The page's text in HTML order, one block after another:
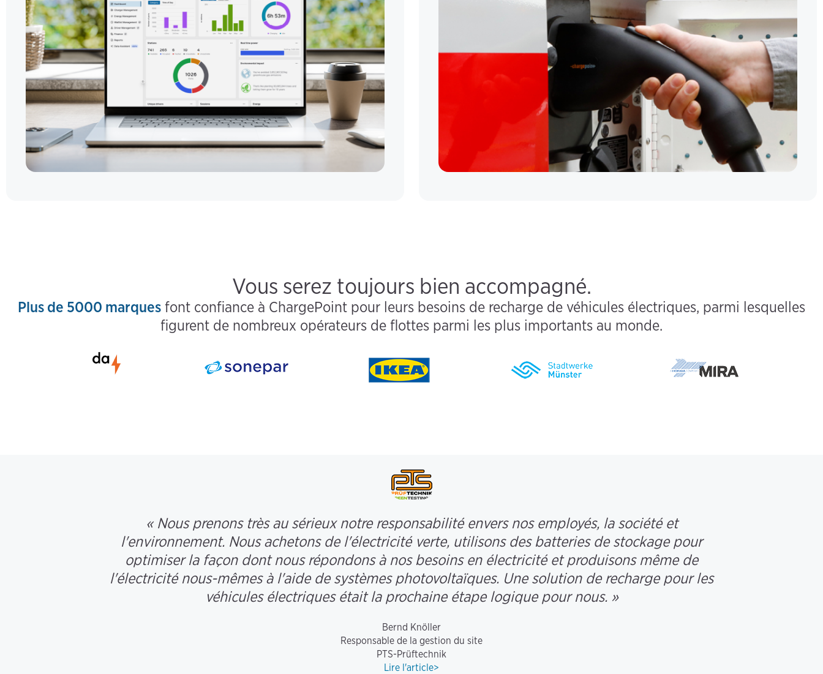
Vous serez toujours bien accompagné.
Plus de 5000 marques font confiance à ChargePoint pour leurs besoins de recharge de véhicules électriques, parmi lesquelles
figurent de nombreux opérateurs de flottes parmi les plus importants au monde.
« Nous prenons très au sérieux notre responsabilité envers nos employés, la société et
l'environnement. Nous achetons de l'électricité verte, utilisons des batteries de stockage pour
optimiser la façon dont nous répondons à nos besoins en électricité et produisons même de
l'électricité nous-mêmes à l'aide de systèmes photovoltaïques. Une solution de recharge pour les
véhicules électriques était la prochaine étape logique pour nous. »
Bernd Knöller
Responsable de la gestion du site
PTS-Prüftechnik
Lire l'article>